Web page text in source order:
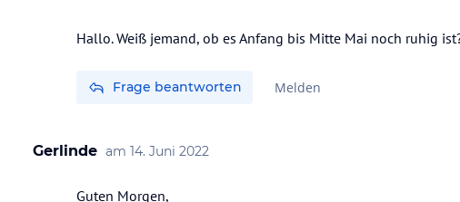
Hallo. Weiß jemand, ob es Anfang bis Mitte Mai noch ruhig
Frage beantworten Melden
Gerlinde am 14. Juni 2022
Guten Morgen,